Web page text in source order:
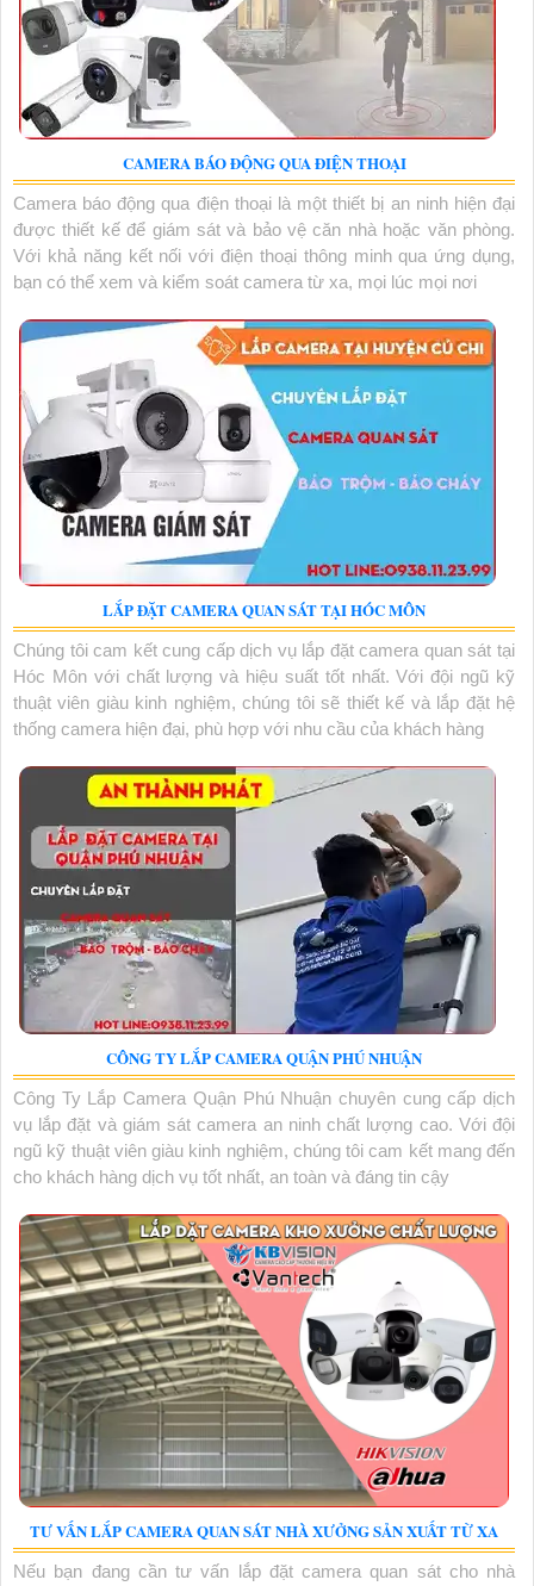
CAMERA BÁO ĐỘNG QUA ĐIỆN THOẠI
Camera báo động qua điện thoại là một thiết bị an ninh hiện đại
được thiết kế để giám sát và bảo vệ căn nhà hoặc văn phòng.
Với khả năng kết nối với điện thoại thông minh qua ứng dụng,
bạn có thể xem và kiểm soát camera từ xa, mọi lúc mọi nơi
LẮP ĐẶT CAMERA QUAN SÁT TẠI HÓC MÔN
Chúng tôi cam kết cung cấp dịch vụ lắp đặt camera quan sát tại
Hóc Môn với chất lượng và hiệu suất tốt nhất. Với đội ngũ kỹ
thuật viên giàu kinh nghiệm, chúng tôi sẽ thiết kế và lắp đặt hệ
thống camera hiện đại, phù hợp với nhu cầu của khách hàng
CÔNG TY LẮP CAMERA QUẬN PHÚ NHUẬN
Công Ty Lắp Camera Quận Phú Nhuận chuyên cung cấp dịch
vụ lắp đặt và giám sát camera an ninh chất lượng cao. Với đội
ngũ kỹ thuật viên giàu kinh nghiệm, chúng tôi cam kết mang đến
cho khách hàng dịch vụ tốt nhất, an toàn và đáng tin cậy
TƯ VẤN LẮP CAMERA QUAN SÁT NHÀ XƯỞNG SẢN XUẤT TỪ XA
Nếu bạn đang cần tư vấn lắp đặt camera quan sát cho nhà